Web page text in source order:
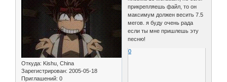
Откуда: Kishu, China
Зарегистрирован: 2005-05-18
Приглашений: 0
прикрепляешь файл, то он
максимум должен весить 7.5
мегов. я буду очень рада
если ты мне пришлешь эту
песню!
0